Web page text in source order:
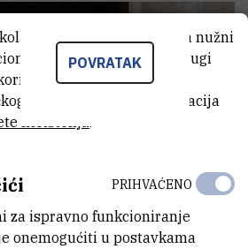
POVRATAK
Neki od tih kolačića nužni
stranice, dok se drugi
stranice radi
iskustva. Za više informacija
korištenja.
za ispravno funkcioniranje
onemogućiti u postavkama
PRIHVAĆENO